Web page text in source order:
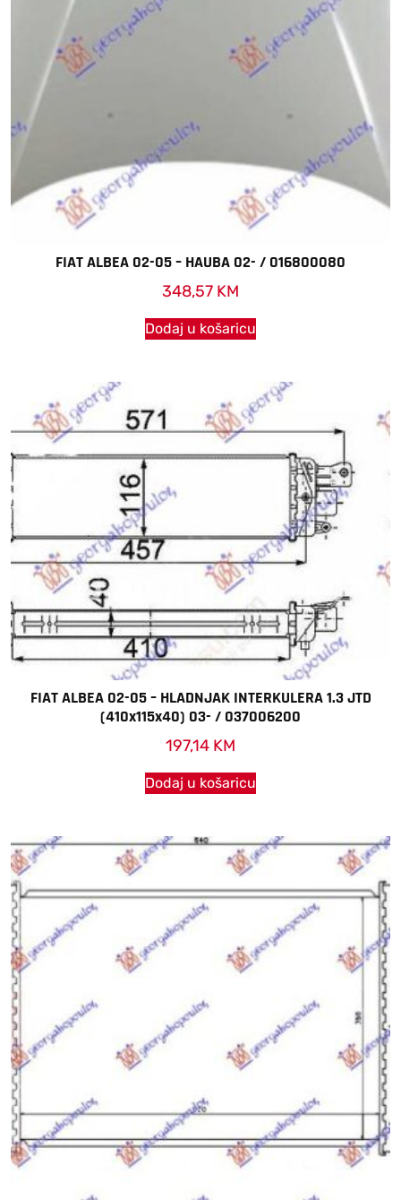
FIAT ALBEA 02-05 – HAUBA 02- / 016800080
348,57 KM
Dodaj u košaricu
FIAT ALBEA 02-05 – HLADNJAK INTERKULERA 1.3 JTD
(410x115x40) 03- / 037006200
197,14 KM
Dodaj u košaricu